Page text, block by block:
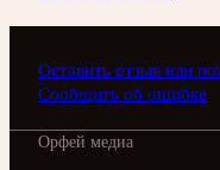
Оставить отзыв или
Сообщить об ошибке
Орфей медиа